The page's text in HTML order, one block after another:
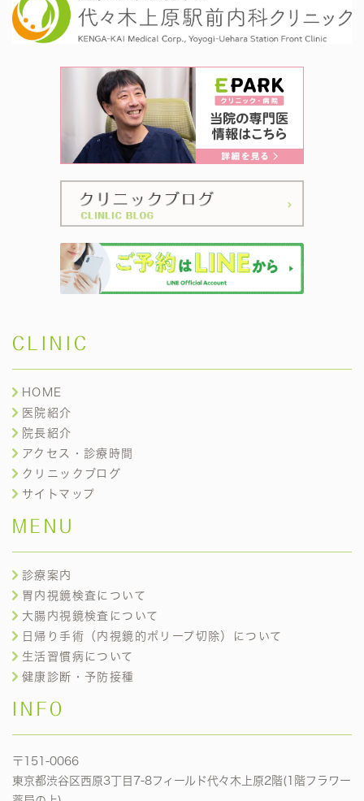
CLINIC
HOME
医院紹介
院長紹介
アクセス・診療時間
クリニックブログ
サイトマップ
MENU
診療案内
胃内視鏡検査について
大腸内視鏡検査について
日帰り手術（内視鏡的ポリープ切除）について
生活習慣病について
健康診断・予防接種
INFO
〒151-0066
東京都渋谷区西原3丁目7-8フィールド代々木上原2階(1階フラワー